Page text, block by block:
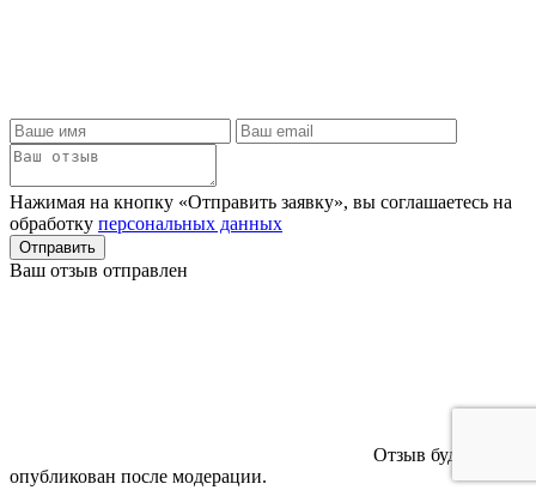
Нажимая на кнопку «Отправить заявку», вы соглашаетесь на
обработку персональных данных
Отправить
Ваш отзыв отправлен
Отзыв будет
опубликован после модерации.